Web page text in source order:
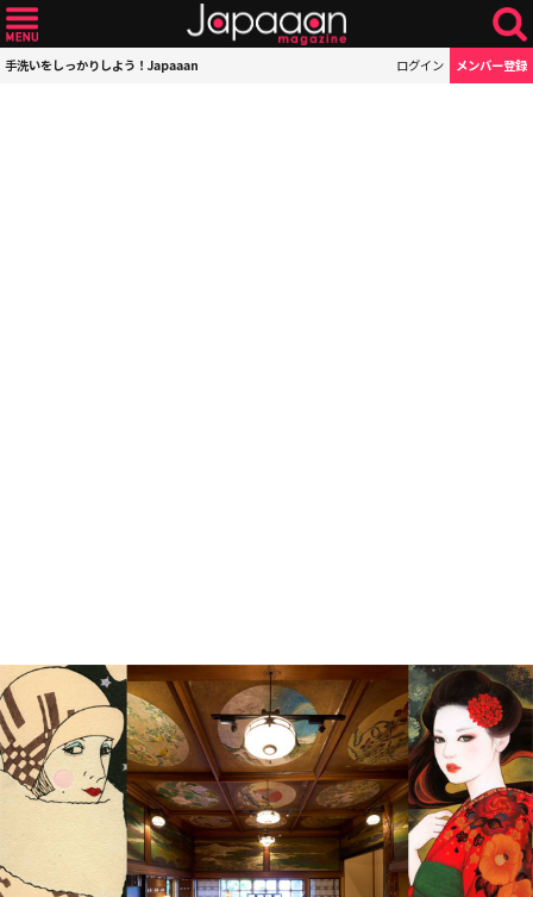
手洗いをしっかりしよう！Japaaan ログイン メンバー登録